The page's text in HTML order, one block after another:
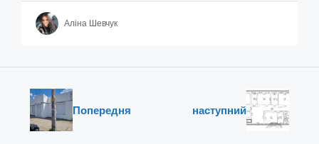
Аліна Шевчук
Попередня наступний